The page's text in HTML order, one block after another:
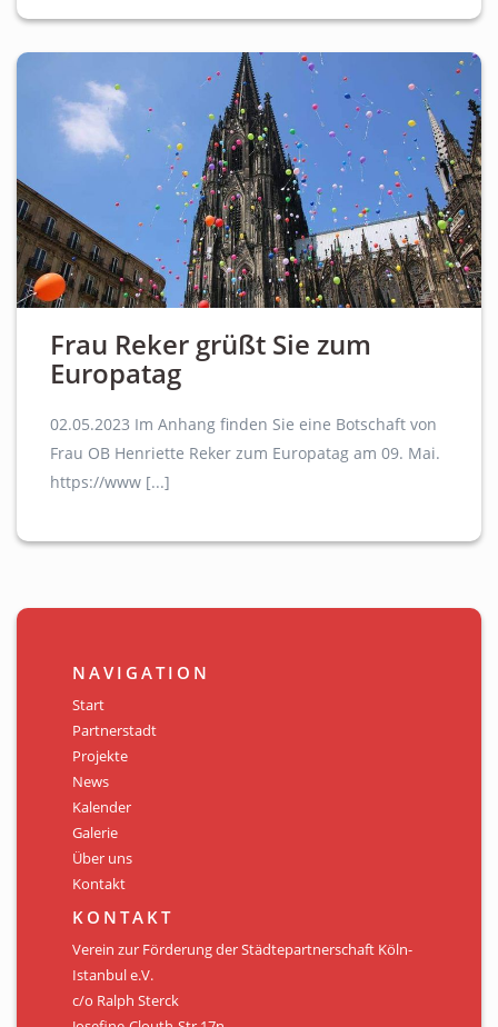
Frau Reker grüßt Sie zum
Europatag
02.05.2023 Im Anhang finden Sie eine Botschaft von
Frau OB Henriette Reker zum Europatag am 09. Mai.
https://www [...]
NAVIGATION
Start
Partnerstadt
Projekte
News
Kalender
Galerie
Über uns
Kontakt
KONTAKT
Verein zur Förderung der Städtepartnerschaft Köln-
Istanbul e.V.
c/o Ralph Sterck